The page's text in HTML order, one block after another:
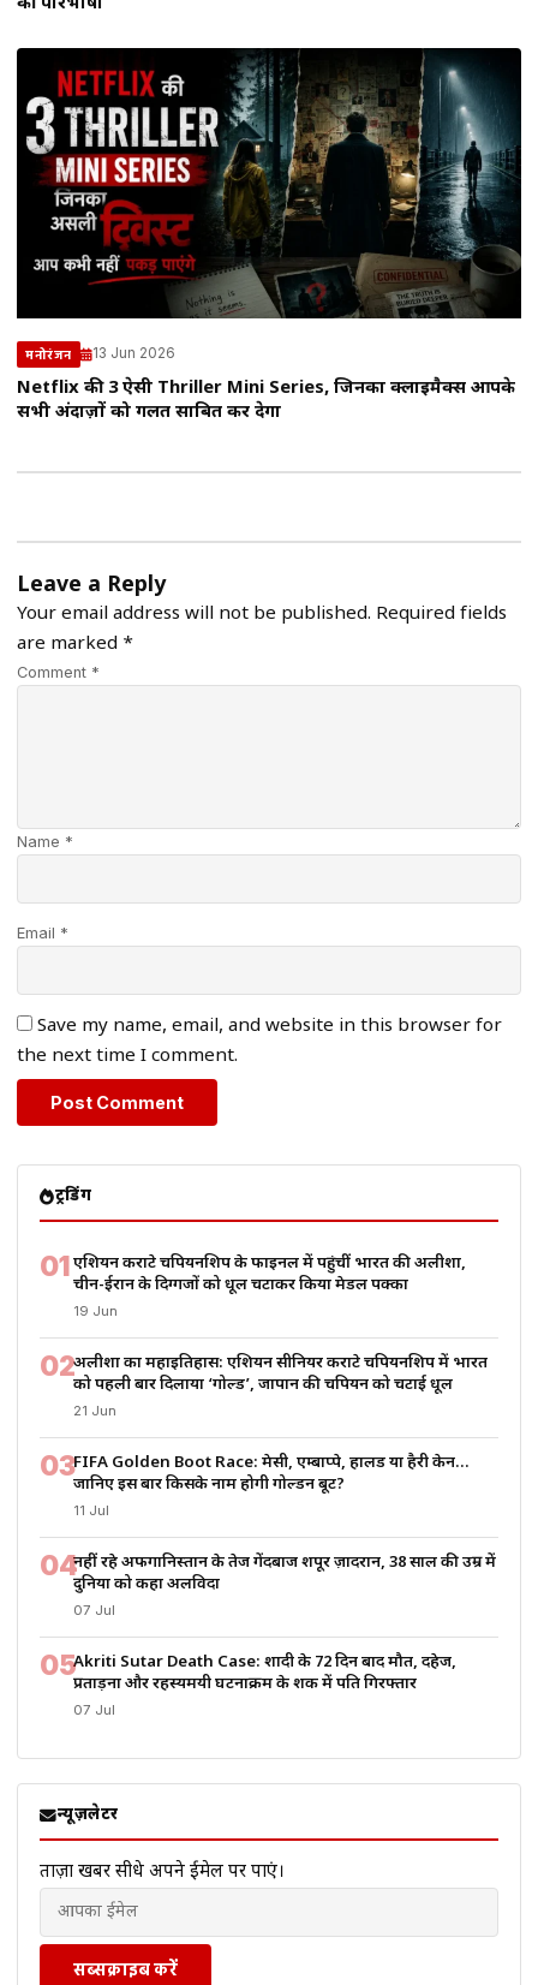
मनोरंजन 13 Jun 2026
Netflix की 3 ऐसी Thriller Mini Series, जिनका क्लाइमैक्स आपके
सभी अंदाज़ों को गलत साबित कर देगा
Leave a Reply
Your email address will not be published. Required fields
are marked *
Comment *
Name *
Email *
Save my name, email, and website in this browser for
the next time I comment.
ट्रेंडिंग
01एशियन कराटे चैंपियनशिप के फाइनल में पहुंचीं भारत की अलीशा,
चीन-ईरान के दिग्गजों को धूल चटाकर किया मेडल पक्का
19 Jun
02अलीशा का महाइतिहास: एशियन सीनियर कराटे चैंपियनशिप में भारत
को पहली बार दिलाया ‘गोल्ड’, जापान की चैंपियन को चटाई धूल
21 Jun
03FIFA Golden Boot Race: मेसी, एम्बाप्पे, हालैंड या हैरी केन…
जानिए इस बार किसके नाम होगी गोल्डन बूट?
11 Jul
04नहीं रहे अफगानिस्तान के तेज गेंदबाज शपूर ज़ादरान, 38 साल की उम्र में
दुनिया को कहा अलविदा
07 Jul
05Akriti Sutar Death Case: शादी के 72 दिन बाद मौत, दहेज,
प्रताड़ना और रहस्यमयी घटनाक्रम के शक में पति गिरफ्तार
07 Jul
न्यूज़लेटर
ताज़ा खबरें सीधे अपने ईमेल पर पाएं।
सब्सक्राइब करें